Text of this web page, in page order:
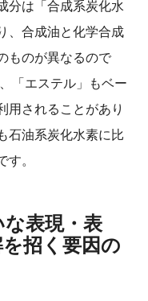
分は「合成系炭化水
、合成油と化学合成
ものが異なるので
「エステル」もベー
用されることがあり
石油系炭化水素に比
す。
な表現・表
招く要因の